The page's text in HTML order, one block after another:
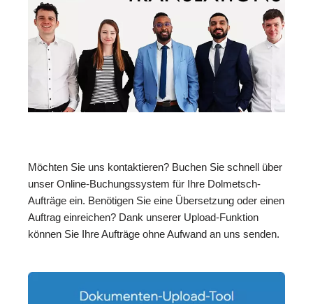
Möchten Sie uns kontaktieren? Buchen Sie schnell über
unser Online-Buchungssystem für Ihre Dolmetsch-
Aufträge ein. Benötigen Sie eine Übersetzung oder einen
Auftrag einreichen? Dank unserer Upload-Funktion
können Sie Ihre Aufträge ohne Aufwand an uns senden.